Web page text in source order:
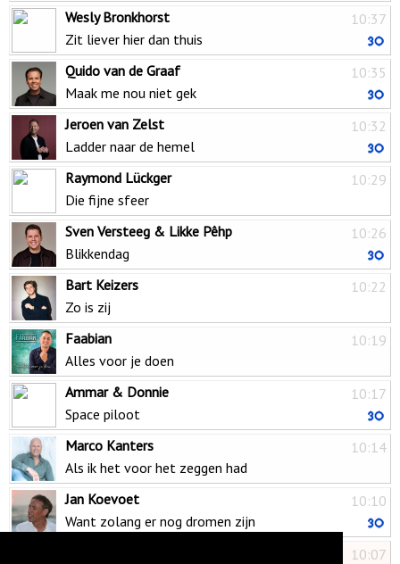
10:37
Wesly Bronkhorst
Zit liever hier dan thuis
10:35
Quido van de Graaf
Maak me nou niet gek
10:32
Jeroen van Zelst
Ladder naar de hemel
10:29
Raymond Lückger
Die fijne sfeer
10:26
Sven Versteeg & Likke Pêhp
Blikkendag
10:22
Bart Keizers
Zo is zij
10:19
Faabian
Alles voor je doen
10:17
Ammar & Donnie
Space piloot
10:14
Marco Kanters
Als ik het voor het zeggen had
10:10
Jan Koevoet
Want zolang er nog dromen zijn
10:07